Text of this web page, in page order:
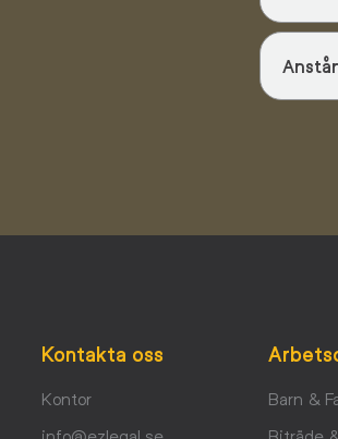
Kontakta oss
Kontor
Barn &